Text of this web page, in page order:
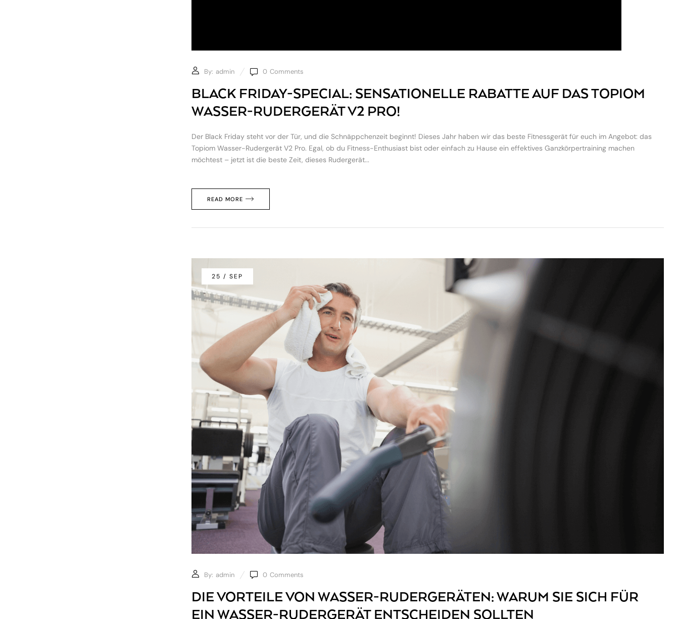
By: admin 0 Comments
BLACK FRIDAY-SPECIAL: SENSATIONELLE RABATTE AUF DAS TOPIOM
WASSER-RUDERGERÄT V2 PRO!
Der Black Friday steht vor der Tür, und die Schnäppchenzeit beginnt! Dieses Jahr haben wir das beste Fitnessgerät für euch im Angebot: das
Topiom Wasser-Rudergerät V2 Pro. Egal, ob du Fitness-Enthusiast bist oder einfach zu Hause ein effektives Ganzkörpertraining machen
möchtest – jetzt ist die beste Zeit, dieses Rudergerät...
READ MORE
25 / SEP
By: admin 0 Comments
DIE VORTEILE VON WASSER-RUDERGERÄTEN: WARUM SIE SICH FÜR
EIN WASSER-RUDERGERÄT ENTSCHEIDEN SOLLTEN